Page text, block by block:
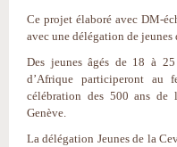
Ce projet élaboré avec DM-
avec une délégation de jeunes
Des jeunes âgés de 18 à
d’Afrique participeront au
célébration des 500 ans de
Genève.
La délégation Jeunes de la